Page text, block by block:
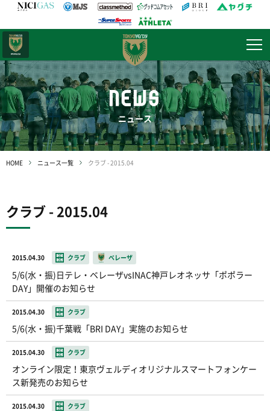
NEWS
ニュース
HOME ニュース一覧 クラブ - 2015.04
クラブ - 2015.04
2015.04.30 クラブ ベレーザ
5/6(水・振)日テレ・ベレーザvsINAC神戸レオネッサ「ポポラー
DAY」開催のお知らせ
2015.04.30 クラブ
5/6(水・振)千葉戦「BRI DAY」実施のお知らせ
2015.04.30 クラブ
オンライン限定！東京ヴェルディオリジナルスマートフォンケー
ス新発売のお知らせ
2015.04.30 クラブ